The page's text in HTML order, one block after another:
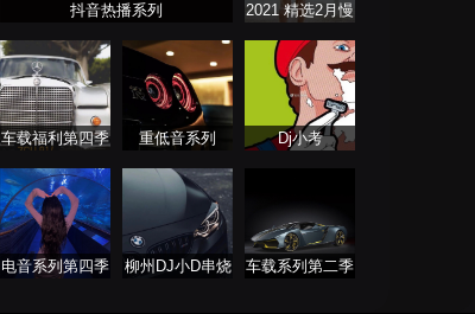
抖音热播系列
2021 精选2月慢
车载福利第四季 重低音系列 Dj小考
电音系列第四季
柳州DJ小D串烧
车载系列第二季